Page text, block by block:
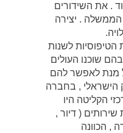
. את השידורים
. יצירה
לשנות
שבהם שוכנו העולים
מנת לאפשר להם
, בחברה
הקליטה היו
( דיור ,
, הכוונה